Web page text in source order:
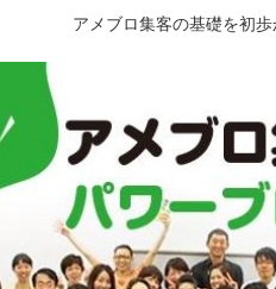
アメブロ集客の基礎を初